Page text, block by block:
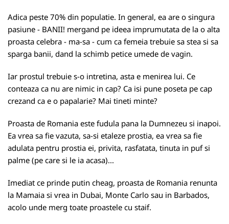
Adica peste 70% din populatie. In general, ea are o singura
pasiune - BANII! mergand pe ideea imprumutata de la o alta
proasta celebra - ma-sa - cum ca femeia trebuie sa stea si sa
sparga banii, dand la schimb petice umede de vagin.
Iar prostul trebuie s-o intretina, asta e menirea lui. Ce
conteaza ca nu are nimic in cap? Ca isi pune poseta pe cap
crezand ca e o papalarie? Mai tineti minte?
Proasta de Romania este fudula pana la Dumnezeu si inapoi.
Ea vrea sa fie vazuta, sa-si etaleze prostia, ea vrea sa fie
adulata pentru prostia ei, privita, rasfatata, tinuta in puf si
palme (pe care si le ia acasa)...
Imediat ce prinde putin cheag, proasta de Romania renunta
la Mamaia si vrea in Dubai, Monte Carlo sau in Barbados,
acolo unde merg toate proastele cu staif.